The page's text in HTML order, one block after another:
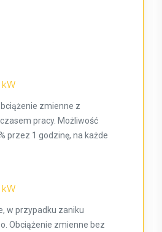
zmienne z
pracy. Możliwość
przez 1 godzinę, na każde
w przypadku zaniku
Obciążenie zmienne bez